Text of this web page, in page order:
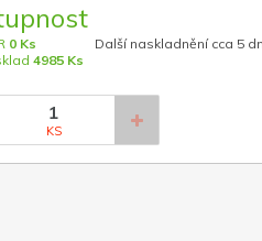
0 Ks
4985 Ks
Další naskladnění cca 5
KS